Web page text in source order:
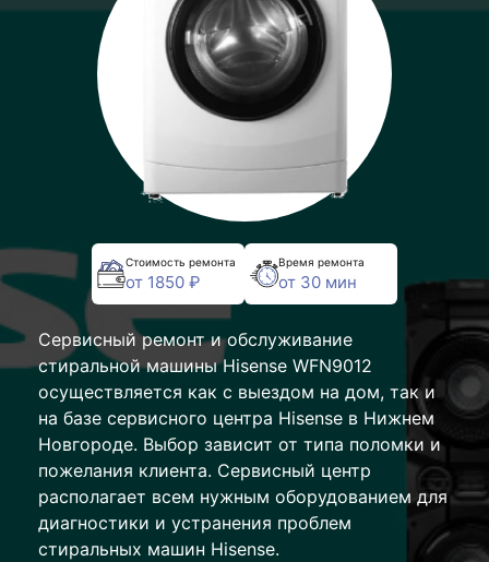
Стоимость ремонта
от 1850 ₽
Время ремонта
от 30 мин
Сервисный ремонт и обслуживание
стиральной машины Hisense WFN9012
осуществляется как с выездом на дом, так и
на базе сервисного центра Hisense в Нижнем
Новгороде. Выбор зависит от типа поломки и
пожелания клиента. Сервисный центр
располагает всем нужным оборудованием для
диагностики и устранения проблем
стиральных машин Hisense.